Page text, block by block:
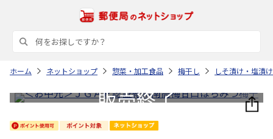
ホーム ネットショップ 惣菜・加工食品 梅干し しそ漬け・塩漬